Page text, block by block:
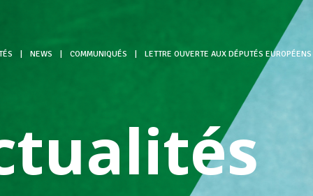
NEWS COMMUNIQUÉS
LETTRE OUVERTE AUX DÉPUTÉS